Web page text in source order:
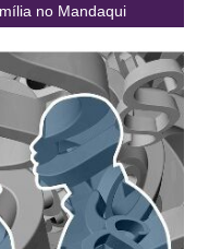
no Mandaqui